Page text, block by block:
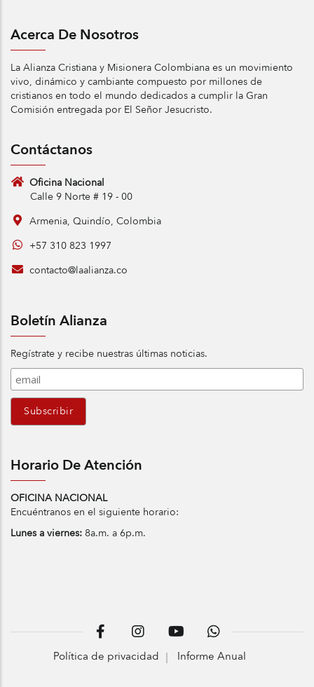
Acerca De Nosotros
La Alianza Cristiana y Misionera Colombiana es un movimiento
vivo, dinámico y cambiante compuesto por millones de
cristianos en todo el mundo dedicados a cumplir la Gran
Comisión entregada por El Señor Jesucristo.
Contáctanos
Oficina Nacional
Calle 9 Norte # 19 - 00
Armenia, Quindío, Colombia
+57 310 823 1997
contacto@laalianza.co
Boletín Alianza
Regístrate y recibe nuestras últimas noticias.
Horario De Atención
OFICINA NACIONAL
Encuéntranos en el siguiente horario:
Lunes a viernes: 8a.m. a 6p.m.
Política de privacidad Informe Anual